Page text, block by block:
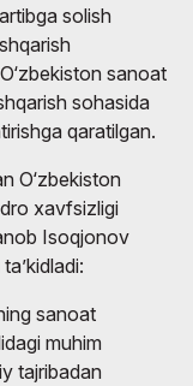
solish
sanoat
sohasida
qaratilgan.
O‘zbekiston
xavfsizligi
Isoqjonov
sanoat
muhim
tajribadan